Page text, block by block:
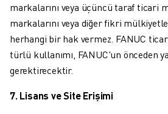
UZAKTAN TEKNIK DESTEK
YEDEK PARÇALAR
DIJITAL SERVIS ARAÇLARI
İNDIRME MERKEZI » MYFANUC
EĞITIM VE ÖĞRETIM
markalarını veya üçüncü taraf ticari
markalarını veya diğer fikri
herhangi bir hak vermez. FANUC
türlü kullanımı, FANUC'un önceden
gerektirecektir.
7. Lisans ve Site Erişimi